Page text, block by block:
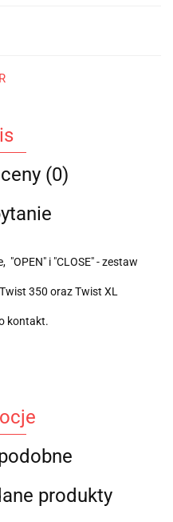
(0)
i "CLOSE" - zestaw
350 oraz Twist XL
kontakt.
produkty